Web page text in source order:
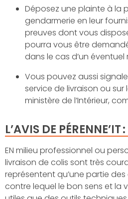
Déposez une plainte à la
gendarmerie en leur
preuves dont vous
pourra vous être demand
dans le cas d’un
Vous pouvez aussi
service de livraison ou
ministère de l’Intérieur,
L’AVIS DE PÉRENNE’IT :
EN milieu professionnel ou
livraison de colis sont très
représentent qu’une partie
contre lequel le bon sens et la